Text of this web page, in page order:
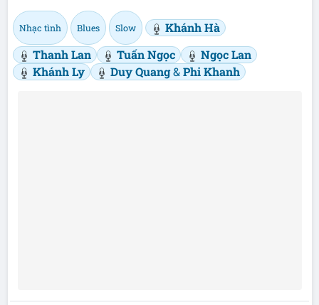
Nhạc tình Blues Slow
Khánh Hà
Thanh Lan
Tuấn Ngọc
Ngọc Lan
Khánh Ly
Duy Quang&Phi Khanh